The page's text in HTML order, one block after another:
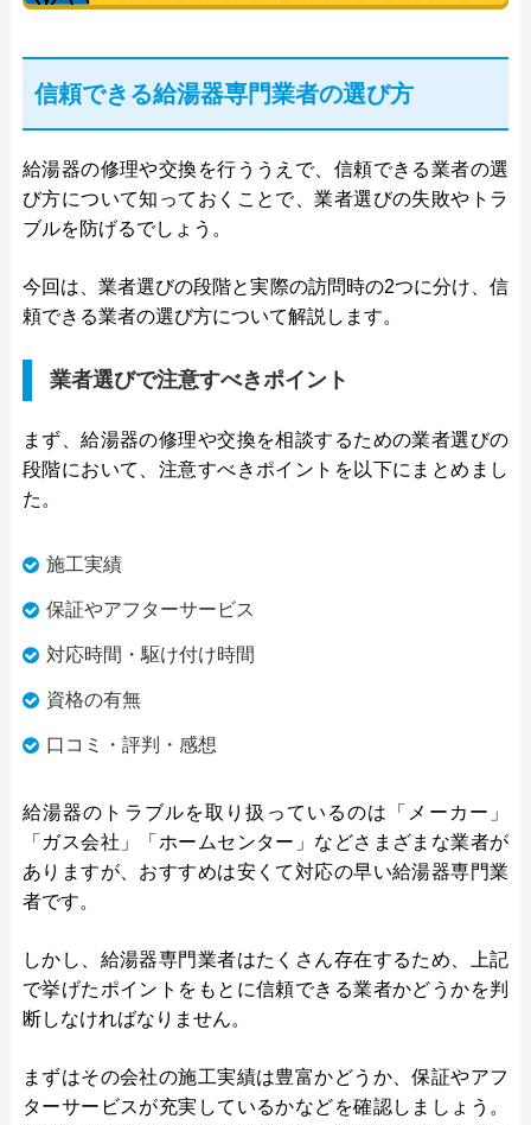
信頼できる給湯器専門業者の選び方
給湯器の修理や交換を行ううえで、信頼できる業者の選
び方について知っておくことで、業者選びの失敗やトラ
ブルを防げるでしょう。
今回は、業者選びの段階と実際の訪問時の2つに分け、信
頼できる業者の選び方について解説します。
業者選びで注意すべきポイント
まず、給湯器の修理や交換を相談するための業者選びの
段階において、注意すべきポイントを以下にまとめまし
た。
施工実績
保証やアフターサービス
対応時間・駆け付け時間
資格の有無
口コミ・評判・感想
給湯器のトラブルを取り扱っているのは「メーカー」
「ガス会社」「ホームセンター」などさまざまな業者が
ありますが、おすすめは安くて対応の早い給湯器専門業
者です。
しかし、給湯器専門業者はたくさん存在するため、上記
で挙げたポイントをもとに信頼できる業者かどうかを判
断しなければなりません。
まずはその会社の施工実績は豊富かどうか、保証やアフ
ターサービスが充実しているかなどを確認しましょう。